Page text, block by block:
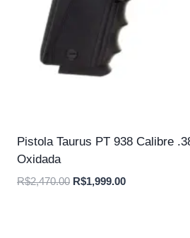
Pistola Taurus PT 938 Calibre
Oxidada
R$2,470.00 O
R$1,999.00O